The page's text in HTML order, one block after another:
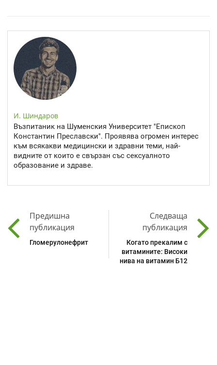
И. Шиндаров
Възпитаник на Шуменския Университет "Епископ
Константин Преславски". Проявява огромен интерес
към всякакви медицински и здравни теми, най-
видните от които е свързан със сексуалното
образование и здраве.
Предишна
публикация
Гломерулонефрит
Следваща
публикация
Когато прекалим с
витамините: Високи
нива на витамин Б12